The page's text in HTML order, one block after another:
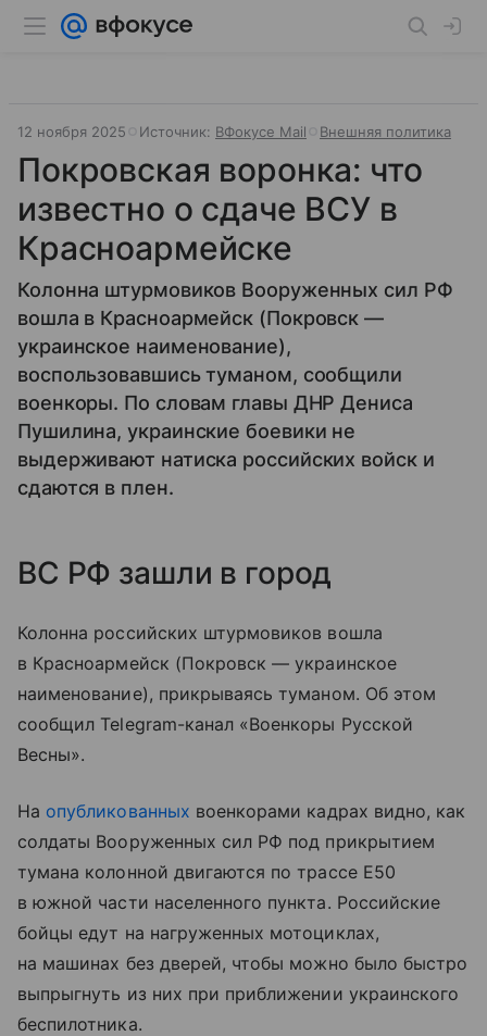
12 ноября 2025 Источник: ВФокусе Mail Внешняя политика
Покровская воронка: что
известно о сдаче ВСУ в
Красноармейске
Колонна штурмовиков Вооруженных сил РФ
вошла в Красноармейск (Покровск —
украинское наименование),
воспользовавшись туманом, сообщили
военкоры. По словам главы ДНР Дениса
Пушилина, украинские боевики не
выдерживают натиска российских войск и
сдаются в плен.
ВС РФ зашли в город
Колонна российских штурмовиков вошла
в Красноармейск (Покровск — украинское
наименование), прикрываясь туманом. Об этом
сообщил Telegram-канал «Военкоры Русской
Весны».
На опубликованных военкорами кадрах видно, как
солдаты Вооруженных сил РФ под прикрытием
тумана колонной двигаются по трассе Е50
в южной части населенного пункта. Российские
бойцы едут на нагруженных мотоциклах,
на машинах без дверей, чтобы можно было быстро
выпрыгнуть из них при приближении украинского
беспилотника.